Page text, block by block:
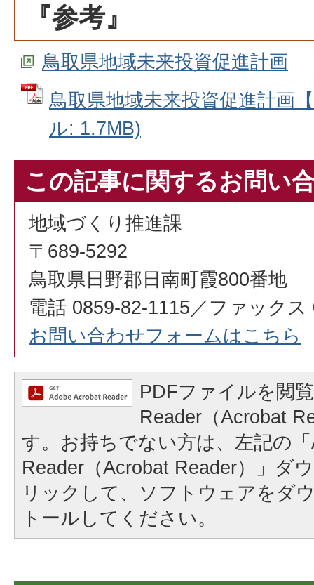
『参考』
鳥取県地域未来投資促進計画
鳥取県地域未来投資促進計画
ル: 1.7MB)
この記事に関するお問い
地域づくり推進課
〒689-5292
鳥取県日野郡日南町霞800番地
電話 0859-82-1115／ファックス
お問い合わせフォームはこちら
PDFファイルを閲
Reader（Acrobat
す。お持ちでない方は、左記の
Reader（Acrobat Reader）」ダ
リックして、ソフトウェアをダ
トールしてください。